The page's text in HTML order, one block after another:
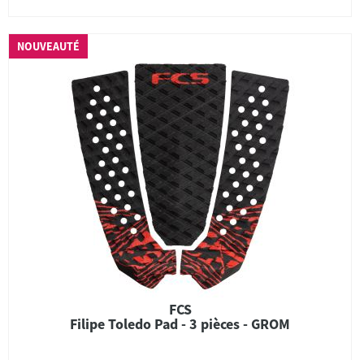
NOUVEAUTÉ
FCS
Filipe Toledo Pad - 3 pièces - GROM